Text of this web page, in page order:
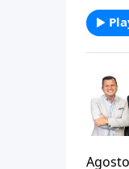
Agosto 03,